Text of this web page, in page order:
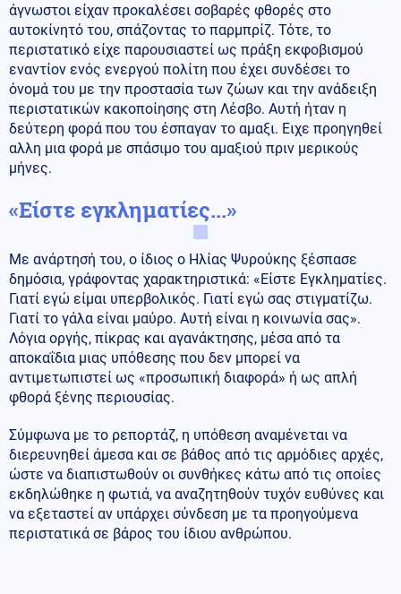
άγνωστοι είχαν προκαλέσει σοβαρές φθορές στο
αυτοκίνητό του, σπάζοντας το παρμπρίζ. Τότε, το
περιστατικό είχε παρουσιαστεί ως πράξη εκφοβισμού
εναντίον ενός ενεργού πολίτη που έχει συνδέσει το
όνομά του με την προστασία των ζώων και την ανάδειξη
περιστατικών κακοποίησης στη Λέσβο. Αυτή ήταν η
δεύτερη φορά που του έσπαγαν το αμαξι. Ειχε προηγηθεί
αλλη μια φορά με σπάσιμο του αμαξιού πριν μερικούς
μήνες.
«Είστε εγκληματίες...»
Με ανάρτησή του, ο ίδιος ο Ηλίας Ψυρούκης ξέσπασε
δημόσια, γράφοντας χαρακτηριστικά: «Είστε Εγκληματίες.
Γιατί εγώ είμαι υπερβολικός. Γιατί εγώ σας στιγματίζω.
Γιατί το γάλα είναι μαύρο. Αυτή είναι η κοινωνία σας».
Λόγια οργής, πίκρας και αγανάκτησης, μέσα από τα
αποκαΐδια μιας υπόθεσης που δεν μπορεί να
αντιμετωπιστεί ως «προσωπική διαφορά» ή ως απλή
φθορά ξένης περιουσίας.
Σύμφωνα με το ρεπορτάζ, η υπόθεση αναμένεται να
διερευνηθεί άμεσα και σε βάθος από τις αρμόδιες αρχές,
ώστε να διαπιστωθούν οι συνθήκες κάτω από τις οποίες
εκδηλώθηκε η φωτιά, να αναζητηθούν τυχόν ευθύνες και
να εξεταστεί αν υπάρχει σύνδεση με τα προηγούμενα
περιστατικά σε βάρος του ίδιου ανθρώπου.